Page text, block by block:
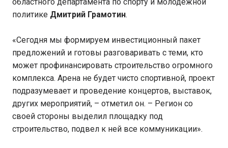
политике Дмитрий Грамотин.
«Сегодня мы формируем инвестиционный пакет
предложений и готовы разговаривать с теми, кто
может профинансировать строительство огромного
комплекса. Арена не будет чисто спортивной, проект
подразумевает и проведение концертов, выставок,
других мероприятий, – отметил он. – Регион со
своей стороны выделил площадку под
строительство, подвел к ней все коммуникации».